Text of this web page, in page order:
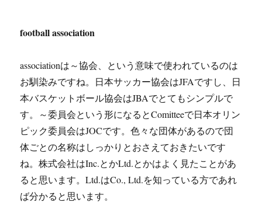
football association
associationは～協会、という意味で使われているのは
お馴染みですね。日本サッカー協会はJFAですし、日
本バスケットボール協会はJBAでとてもシンプルで
す。～委員会という形になるとComitteeで日本オリン
ピック委員会はJOCです。色々な団体があるので団
体ごとの名称はしっかりとおさえておきたいです
ね。株式会社はInc.とかLtd.とかはよく見たことがあ
ると思います。Ltd.はCo., Ltd.を知っている方であれ
ば分かると思います。